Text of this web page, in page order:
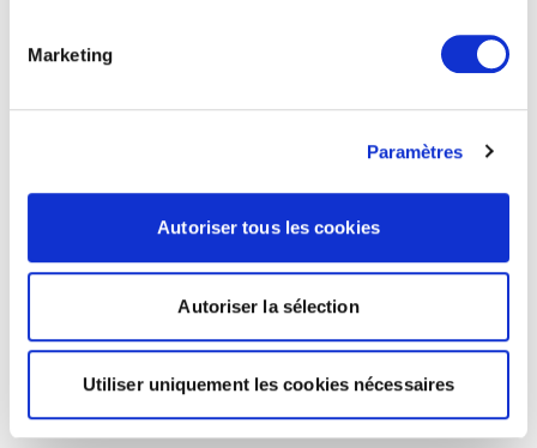
Marketing
Paramètres
Autoriser tous les cookies
Autoriser la sélection
Utiliser uniquement les cookies nécessaires